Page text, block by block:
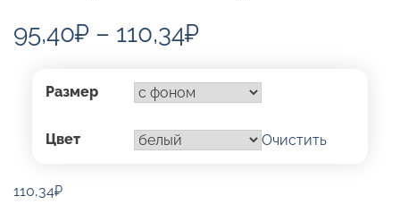
95,40₽ – 110,34₽Диапазон
95,40₽
–
Размер
Цвет Очистить
110,34₽